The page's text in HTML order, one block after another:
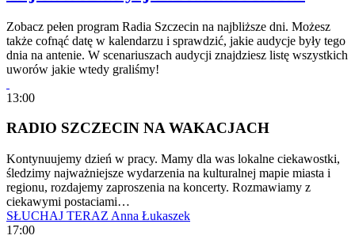
Zobacz pełen program Radia Szczecin na najbliższe dni. Możesz
także cofnąć datę w kalendarzu i sprawdzić, jakie audycje były tego
dnia na antenie. W scenariuszach audycji znajdziesz listę wszystkich
uworów jakie wtedy graliśmy!
13:00
RADIO SZCZECIN NA WAKACJACH
Kontynuujemy dzień w pracy. Mamy dla was lokalne ciekawostki,
śledzimy najważniejsze wydarzenia na kulturalnej mapie miasta i
regionu, rozdajemy zaproszenia na koncerty. Rozmawiamy z
ciekawymi postaciami…
SŁUCHAJ TERAZ Anna Łukaszek
17:00